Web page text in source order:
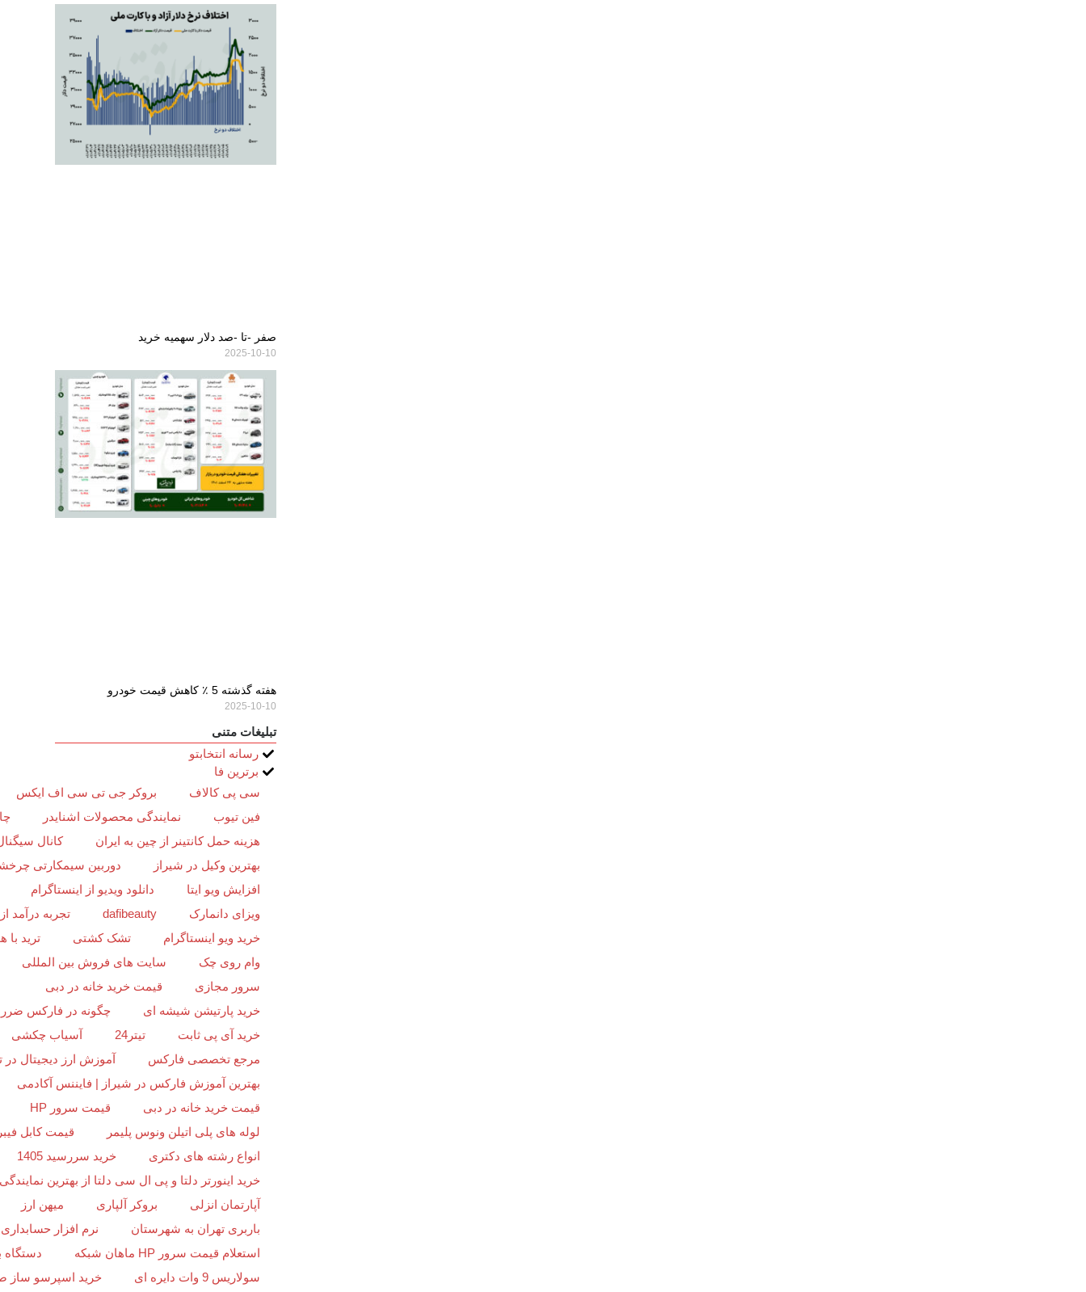
صفر -تا -صد دلار سهمیه خرید
2025-10-10
هفته گذشته 5 ٪ کاهش قیمت خودرو
2025-10-10
تبلیغات متنی
رسانه انتخابتو
برترین فا
سی پی کالاف
بروکر جی تی سی اف ایکس
فین تیوب
نمایندگی محصولات اشنایدر
هزینه حمل کانتینر از چین به ایران
کانال
بهترین وکیل در شیراز
دوربین سیمکارتی
افزایش ویو ایتا
دانلود ویدیو از اینستاگرام
ویزای دانمارک
dafibeauty
تجربه درآمد
خرید ویو اینستاگرام
تشک کشتی
ترید
وام روی چک
سایت های فروش بین المللی
سرور مجازی
قیمت خرید خانه در دبی
خرید پارتیشن شیشه ای
چگونه در فارکس ضرر
خرید آی پی ثابت
تیتر24
آسیاب چکشی
مرجع تخصصی فارکس
آموزش ارز دیجیتال در
بهترین آموزش فارکس در شیراز | فایننس آکادمی
قیمت خرید خانه در دبی
قیمت سرور HP
لوله های پلی اتیلن ونوس پلیمر
قیمت کابل
انواع رشته های دکتری
خرید سررسید 1405
خرید اینورتر دلتا و پی ال سی دلتا از بهترین نمایندگی
آپارتمان انزلی
بروکر آلپاری
میهن ارز
باربری تهران به شهرستان
نرم افزار حسابداری
استعلام قیمت سرور HP ماهان شبکه
دستگاه
سولاریس 9 وات دایره ای
خرید اسپرسو ساز